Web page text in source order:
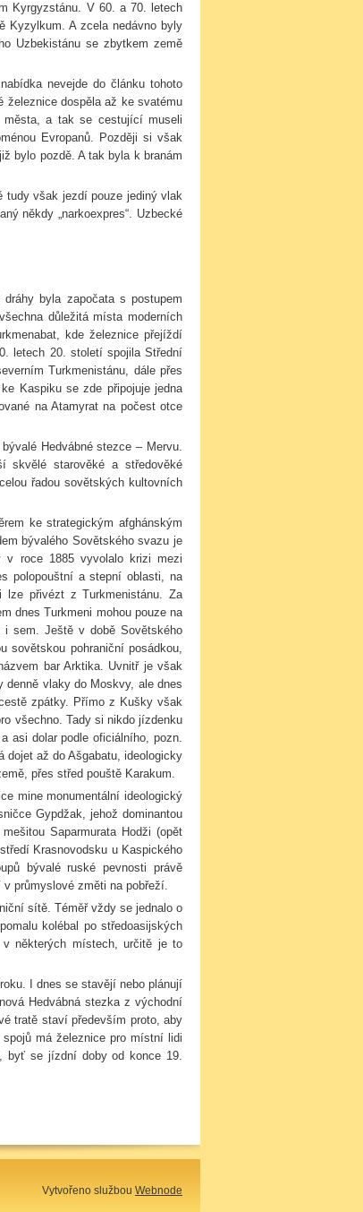
Kyrgyzstánu. V 60. a 70. letech
Kyzylkum. A zcela nedávno byly
Uzbekistánu se zbytkem země
nevejde do článku tohoto
dospěla až ke svatému
města, a tak se cestující museli
Evropanů. Později si však
bylo pozdě. A tak byla k branám
tudy však jezdí pouze jediný vlak
někdy „narkoexpres“. Uzbecké
byla započata s postupem
důležitá místa moderních
kde železnice přejíždí
letech 20. století spojila Střední
Turkmenistánu, dále přes
Kaspiku se zde připojuje jedna
na Atamyrat na počest otce
Hedvábné stezce – Mervu.
skvělé starověké a středověké
řadou sovětských kultovních
ke strategickým afghánským
bývalého Sovětského svazu je
v roce 1885 vyvolalo krizi mezi
polopouštní a stepní oblasti, na
lze přivézt z Turkmenistánu. Za
dnes Turkmeni mohou pouze na
sem. Ještě v době Sovětského
sovětskou pohraniční posádkou,
bar Arktika. Uvnitř je však
denně vlaky do Moskvy, ale dnes
zpátky. Přímo z Kušky však
všechno. Tady si nikdo jízdenku
asi dolar podle oficiálního, pozn.
až do Ašgabatu, ideologicky
přes střed pouště Karakum.
mine monumentální ideologický
Gypdžak, jehož dominantou
Saparmurata Hodži (opět
Krasnovodsku u Kaspického
bývalé ruské pevnosti právě
průmyslové změti na pobřeží.
sítě. Téměř vždy se jednalo o
kolébal po středoasijských
některých místech, určitě je to
I dnes se stavějí nebo plánují
Hedvábná stezka z východní
tratě staví především proto, aby
má železnice pro místní lidi
byť se jízdní doby od konce 19.
Vytvořeno službou Webnode